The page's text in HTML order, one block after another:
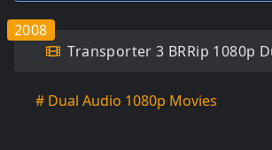
Transporter 3 BRRip 1080p
2008
# Dual Audio 1080p Movies